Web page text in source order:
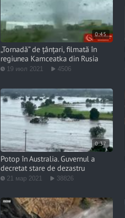
0:45
„Tornadă” de țânțari, filmată în
regiunea Kamceatka din Rusia
19 июл 2021 4506
0:37
Potop în Australia. Guvernul a
decretat stare de dezastru
21 мар 2021 38826